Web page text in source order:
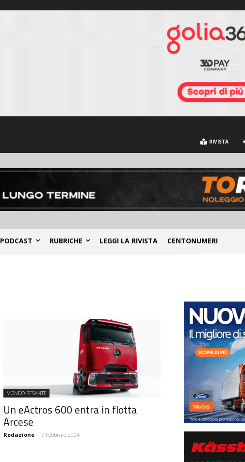
RIVISTA
PODCAST RUBRICHE LEGGI LA RIVISTA CENTONUMERI
MONDO PESANTE
Un eActros 600 entra in flotta
Arcese
Redazione - 7 Febbraio 2024